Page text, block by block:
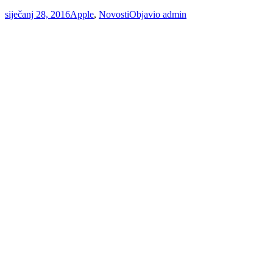
siječanj 28, 2016Apple, NovostiObjavio admin